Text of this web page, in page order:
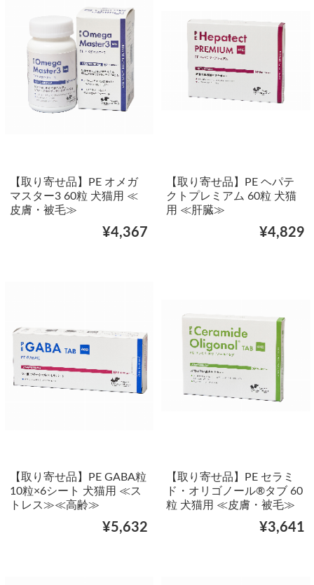
【取り寄せ品】PE オメガ
マスター3 60粒 犬猫用 ≪
皮膚・被毛≫
¥4,367
【取り寄せ品】PE ヘパテ
クトプレミアム 60粒 犬猫
用 ≪肝臓≫
¥4,829
【取り寄せ品】PE GABA粒
10粒×6シート 犬猫用 ≪ス
トレス≫≪高齢≫
¥5,632
【取り寄せ品】PE セラミ
ド・オリゴノール®タブ 60
粒 犬猫用 ≪皮膚・被毛≫
¥3,641